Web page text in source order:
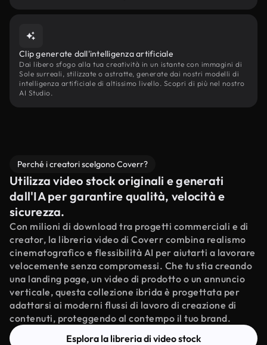
Clip generate dall'intelligenza artificiale
Dai libero sfogo alla tua creatività in un istante con immagini di
Sole surreali, stilizzate o astratte, generate dai nostri modelli di
intelligenza artificiale di altissimo livello. Scopri di più nel nostro
AI Studio.
Perché i creatori scelgono Coverr?
Utilizza video stock originali e generati
dall'IA per garantire qualità, velocità e
sicurezza.
Con milioni di download tra progetti commerciali e di
creator, la libreria video di Coverr combina realismo
cinematografico e flessibilità AI per aiutarti a lavorare
velocemente senza compromessi. Che tu stia creando
una landing page, un video di prodotto o un annuncio
verticale, questa collezione ibrida è progettata per
adattarsi ai moderni flussi di lavoro di creazione di
contenuti, proteggendo al contempo il tuo brand.
Esplora la libreria di video stock